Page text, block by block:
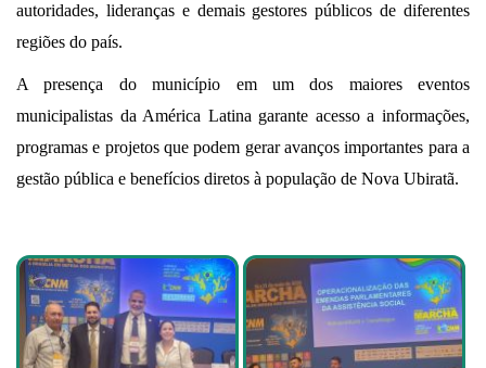
autoridades, lideranças e demais gestores públicos de diferentes
regiões do país.
A presença do município em um dos maiores eventos
municipalistas da América Latina garante acesso a informações,
programas e projetos que podem gerar avanços importantes para a
gestão pública e benefícios diretos à população de Nova Ubiratã.